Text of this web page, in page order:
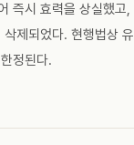
즉시 효력을 상실했
제되었다. 현행법상
정된다.